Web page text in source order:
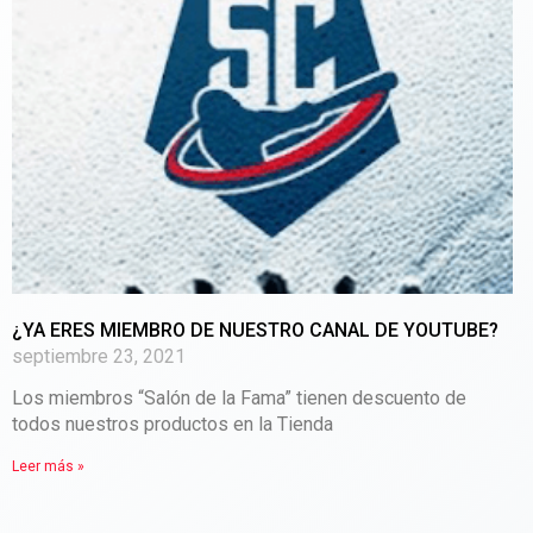
¿YA ERES MIEMBRO DE NUESTRO CANAL DE YOUTUBE?
septiembre 23, 2021
Los miembros “Salón de la Fama” tienen descuento de
todos nuestros productos en la Tienda
Leer más »